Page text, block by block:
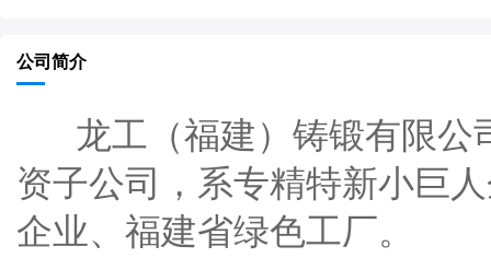
公司简介
龙工（福建）铸锻有限公
资子公司，系专精特新小巨
企业、福建省绿色工厂。